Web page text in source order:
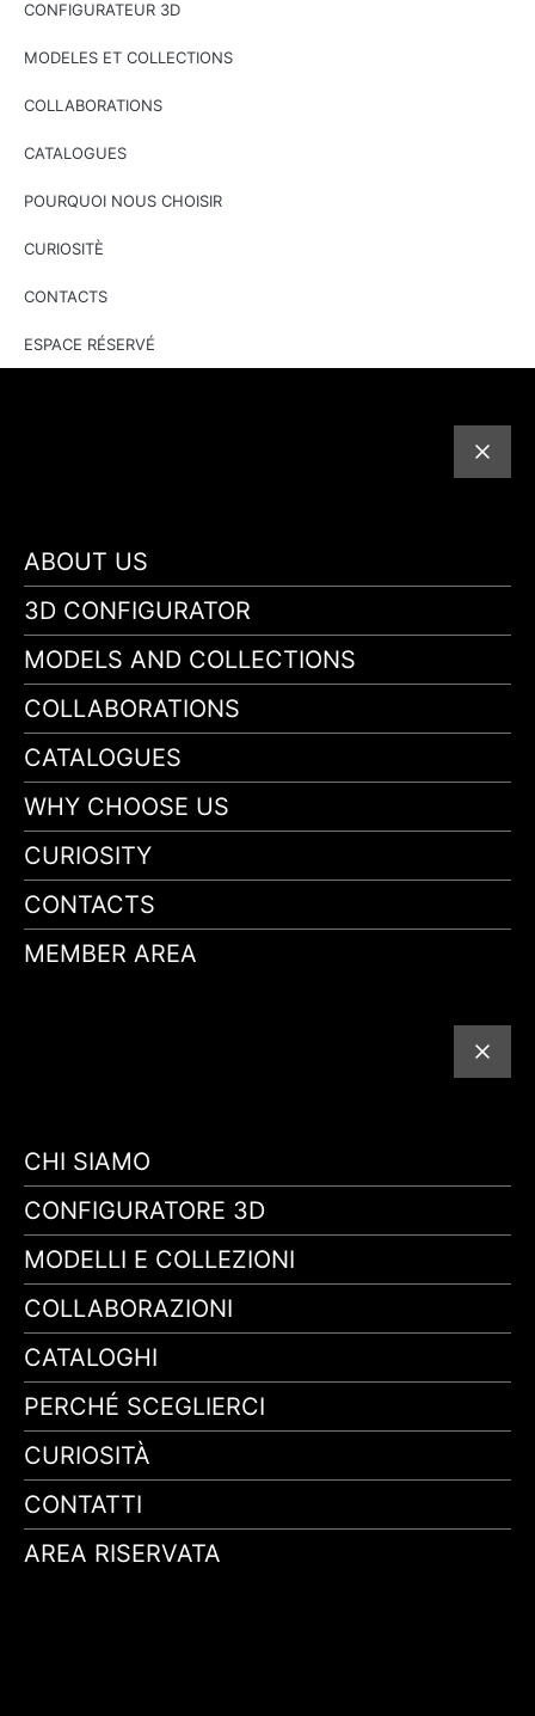
CONFIGURATEUR 3D
MODELES ET COLLECTIONS
COLLABORATIONS
CATALOGUES
POURQUOI NOUS CHOISIR
CURIOSITÈ
CONTACTS
ESPACE RÉSERVÉ
ABOUT US
3D CONFIGURATOR
MODELS AND COLLECTIONS
COLLABORATIONS
CATALOGUES
WHY CHOOSE US
CURIOSITY
CONTACTS
MEMBER AREA
CHI SIAMO
CONFIGURATORE 3D
MODELLI E COLLEZIONI
COLLABORAZIONI
CATALOGHI
PERCHÉ SCEGLIERCI
CURIOSITÀ
CONTATTI
AREA RISERVATA